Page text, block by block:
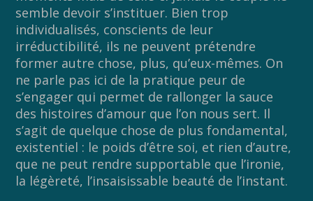
semble devoir s’instituer. Bien trop
individualisés, conscients de leur
irréductibilité, ils ne peuvent prétendre
former autre chose, plus, qu’eux-mêmes. On
ne parle pas ici de la pratique peur de
s’engager qui permet de rallonger la sauce
des histoires d’amour que l’on nous sert. Il
s’agit de quelque chose de plus fondamental,
existentiel : le poids d’être soi, et rien d’autre,
que ne peut rendre supportable que l’ironie,
la légèreté, l’insaisissable beauté de l’instant.